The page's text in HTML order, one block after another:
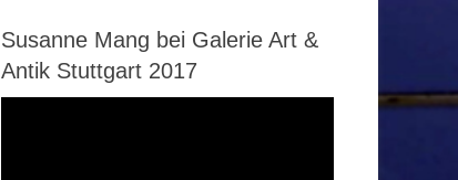
Susanne Mang bei Galerie Art &
Antik Stuttgart 2017